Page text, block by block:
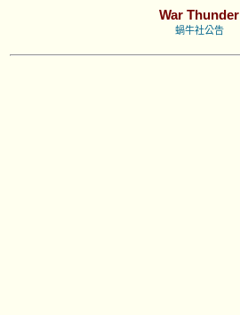
War Thunder
蝸牛社公告